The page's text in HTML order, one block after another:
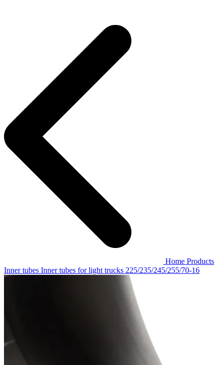
Home Products
Inner tubes Inner tubes for light trucks 225/235/245/255/70-16